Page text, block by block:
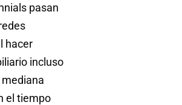
pasan
hacer
incluso
el tiempo